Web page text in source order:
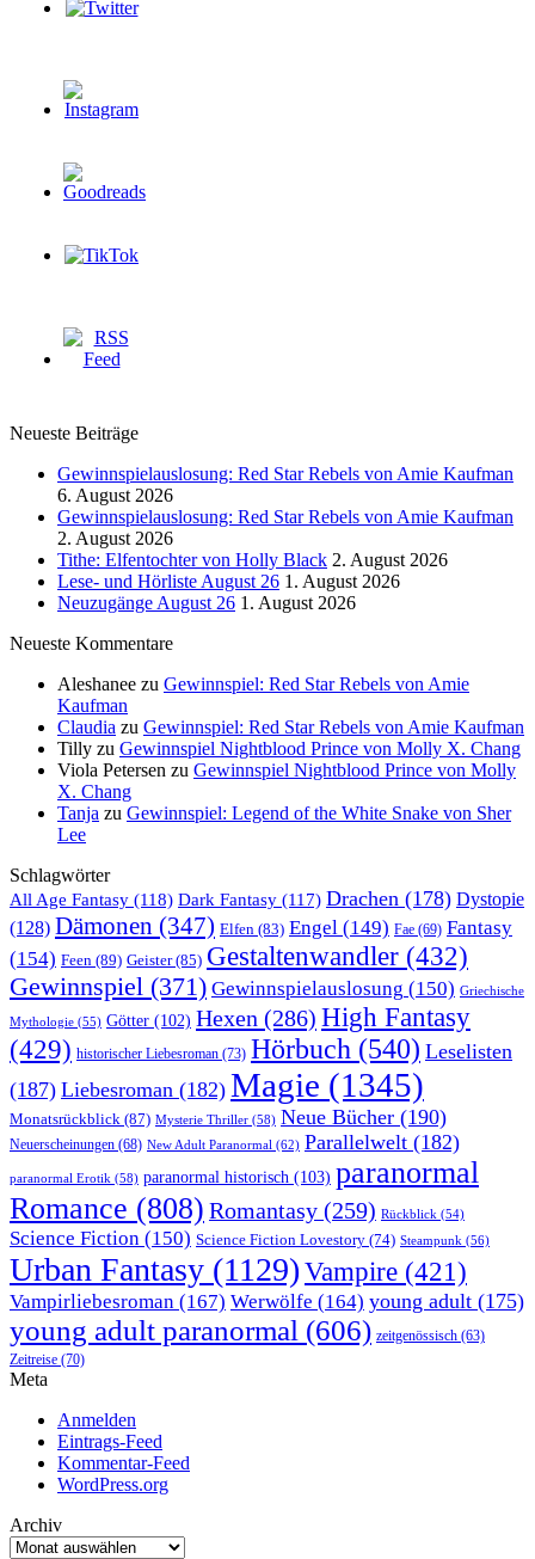
Neueste Beiträge
Gewinnspielauslosung: Red Star Rebels von Amie Kaufman
6. August 2026
Gewinnspielauslosung: Red Star Rebels von Amie Kaufman
2. August 2026
Tithe: Elfentochter von Holly Black 2. August 2026
Lese- und Hörliste August 26 1. August 2026
Neuzugänge August 26 1. August 2026
Neueste Kommentare
Aleshanee zu Gewinnspiel: Red Star Rebels von Amie
Kaufman
Claudia zu Gewinnspiel: Red Star Rebels von Amie Kaufman
Tilly zu Gewinnspiel Nightblood Prince von Molly X. Chang
Viola Petersen zu Gewinnspiel Nightblood Prince von Molly
X. Chang
Tanja zu Gewinnspiel: Legend of the White Snake von Sher
Lee
Schlagwörter
All Age Fantasy (118) Dark Fantasy (117) Drachen (178) Dystopie
(128) Dämonen (347) Elfen (83) Engel (149) Fae (69) Fantasy
(154) Feen (89) Geister(85) Gestaltenwandler (432)
Gewinnspiel (371) Gewinnspielauslosung (150) Griechische
Mythologie (55) Götter (102) Hexen (286) High Fantasy
(429) historischer Liebesroman (73) Hörbuch (540) Leselisten
(187) Liebesroman (182) Magie (1345)
Monatsrückblick (87) Mysterie Thriller (58) Neue Bücher (190)
Neuerscheinungen (68) New Adult Paranormal (62) Parallelwelt (182)
paranormal Erotik (58) paranormal historisch (103) paranormal
Romance (808) Romantasy (259) Rückblick (54)
Science Fiction (150) Science Fiction Lovestory (74) Steampunk (56)
Urban Fantasy (1129) Vampire (421)
Vampirliebesroman (167) Werwölfe (164) young adult (175)
young adult paranormal (606) zeitgenössisch (63)
Zeitreise (70)
Meta
Anmelden
Eintrags-Feed
Kommentar-Feed
WordPress.org
Archiv
Archiv